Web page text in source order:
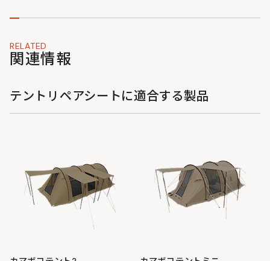
RELATED
関連情報
テントリペアシートに適合する製品